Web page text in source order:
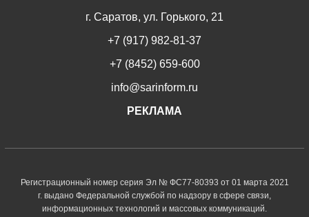
г. Саратов, ул. Горького, 21
+7 (917) 982-81-37
+7 (8452) 659-600
info@sarinform.ru
РЕКЛАМА
Регистрационный номер серия Эл № ФС77-80393 от 01 марта 2021
г. выдано Федеральной службой по надзору в сфере связи,
информационных технологий и массовых коммуникаций.